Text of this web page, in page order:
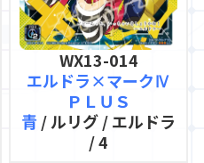
WX13-014
エルドラ×マークⅣ
ＰＬＵＳ
青 / ルリグ / エルドラ
/ 4